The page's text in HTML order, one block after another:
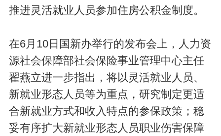
推进灵活就业人员参加住房公积金制度。
在6月10日国新办举行的发布会上，人力资
源社会保障部社会保险事业管理中心主任
翟燕立进一步指出，将以灵活就业人员、
新就业形态人员等为重点，研究制定更适
合新就业方式和收入特点的参保政策；稳
妥有序扩大新就业形态人员职业伤害保障